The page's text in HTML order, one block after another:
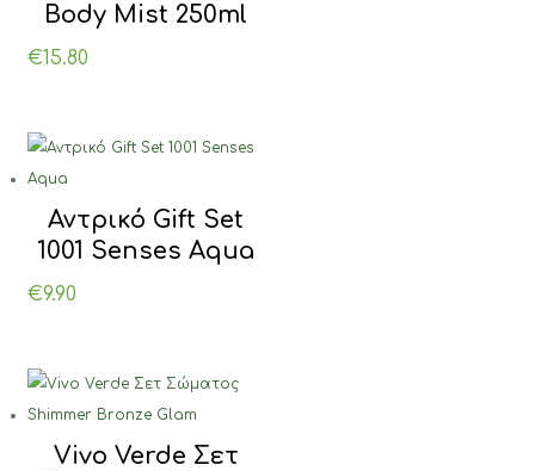
Body Mist 250ml
€15.80
Αντρικό Gift Set
1001 Senses Aqua
€9.90
Vivo Verde Σετ